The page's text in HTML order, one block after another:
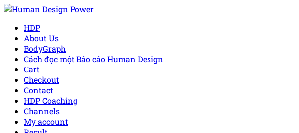
Skip
contentHDP
About Us
BodyGraph
Cách đọc một Báo cáo Human Design
Cart
Checkout
Contact
HDP Coaching
Channels
My account